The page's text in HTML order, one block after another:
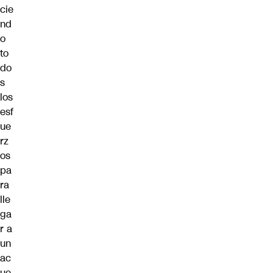
cie
nd
o
to
do
s
los
esf
ue
rz
os
pa
ra
lle
ga
r a
un
ac